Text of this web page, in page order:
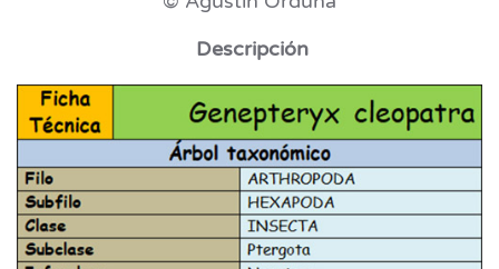
Descripción